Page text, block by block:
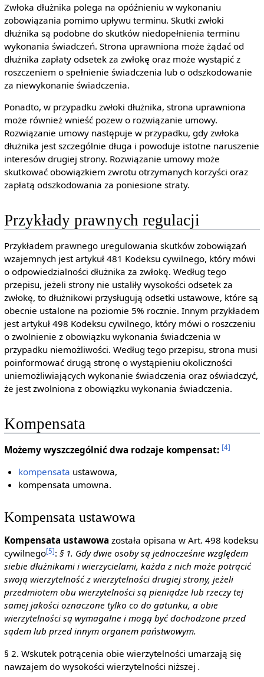
Zwłoka dłużnika polega na opóźnieniu w wykonaniu
zobowiązania pomimo upływu terminu. Skutki zwłoki
dłużnika są podobne do skutków niedopełnienia terminu
wykonania świadczeń. Strona uprawniona może żądać od
dłużnika zapłaty odsetek za zwłokę oraz może wystąpić z
roszczeniem o spełnienie świadczenia lub o odszkodowanie
za niewykonanie świadczenia.
Ponadto, w przypadku zwłoki dłużnika, strona uprawniona
może również wnieść pozew o rozwiązanie umowy.
Rozwiązanie umowy następuje w przypadku, gdy zwłoka
dłużnika jest szczególnie długa i powoduje istotne naruszenie
interesów drugiej strony. Rozwiązanie umowy może
skutkować obowiązkiem zwrotu otrzymanych korzyści oraz
zapłatą odszkodowania za poniesione straty.
Przykłady prawnych regulacji
Przykładem prawnego uregulowania skutków zobowiązań
wzajemnych jest artykuł 481 Kodeksu cywilnego, który mówi
o odpowiedzialności dłużnika za zwłokę. Według tego
przepisu, jeżeli strony nie ustaliły wysokości odsetek za
zwłokę, to dłużnikowi przysługują odsetki ustawowe, które są
obecnie ustalone na poziomie 5% rocznie. Innym przykładem
jest artykuł 498 Kodeksu cywilnego, który mówi o roszczeniu
o zwolnienie z obowiązku wykonania świadczenia w
przypadku niemożliwości. Według tego przepisu, strona musi
poinformować drugą stronę o wystąpieniu okoliczności
uniemożliwiających wykonanie świadczenia oraz oświadczyć,
że jest zwolniona z obowiązku wykonania świadczenia.
Kompensata
Możemy wyszczególnić dwa rodzaje kompensat: [4]
kompensata ustawowa,
kompensata umowna.
Kompensata ustawowa
Kompensata ustawowa została opisana w Art. 498 kodeksu
cywilnego[5]: § 1. Gdy dwie osoby są jednocześnie względem
siebie dłużnikami i wierzycielami, każda z nich może potrącić
swoją wierzytelność z wierzytelności drugiej strony, jeżeli
przedmiotem obu wierzytelności są pieniądze lub rzeczy tej
samej jakości oznaczone tylko co do gatunku, a obie
wierzytelności są wymagalne i mogą być dochodzone przed
sądem lub przed innym organem państwowym.
§ 2. Wskutek potrącenia obie wierzytelności umarzają się
nawzajem do wysokości wierzytelności niższej .